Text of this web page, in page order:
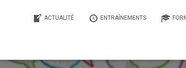
ACTUALITÉ ENTRAÎNEMENTS